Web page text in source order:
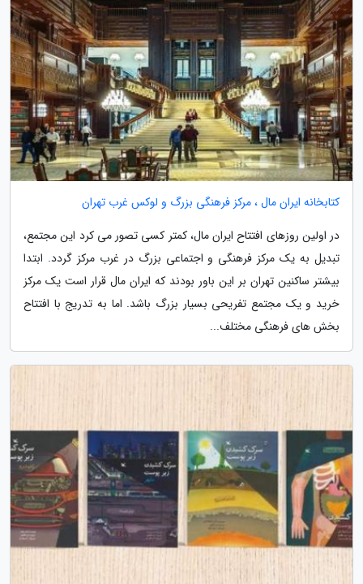
کتابخانه ایران مال ، مرکز فرهنگی بزرگ و لوکس غرب تهران
در اولین روزهای افتتاح ایران مال، کمتر کسی تصور می کرد این مجتمع،
تبدیل به یک مرکز فرهنگی و اجتماعی بزرگ در غرب مرکز گردد. ابتدا
بیشتر ساکنین تهران بر این باور بودند که ایران مال قرار است یک مرکز
خرید و یک مجتمع تفریحی بسیار بزرگ باشد. اما به تدریج با افتتاح
بخش های فرهنگی مختلف...